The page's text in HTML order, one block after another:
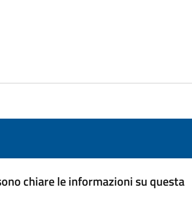
chiare le informazioni su questa